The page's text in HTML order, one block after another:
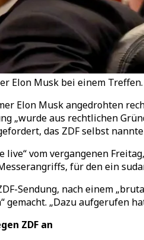
Elon Musk bei einem
Elon Musk angedrohten
„wurde aus rechtlichen
das ZDF selbst
live“ vom vergangenen
für den ein
Sendung, nach einem
gemacht. „Dazu
ZDF an